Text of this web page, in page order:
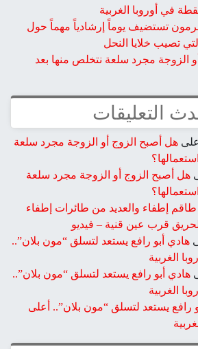
في أوروبا الغربية
تستضيف يوماً إرشادياً مهماً حول
تصيب خلايا النحل
الزوجة مجرد سلعة نتخلص منها بعد
التعليقات
على هل أصبح الزوج أو الزوجة مجرد سلعة
هل أصبح الزوج أو الزوجة مجرد سلعة
14 طاقم إطفاء والعديد من طائرات إطفاء
قرب عين قنية – فيديو
هادي أبو رافع يستعد لتسلق “مون بلان”..
الغربية
هادي أبو رافع يستعد لتسلق “مون بلان”..
الغربية
رافع يستعد لتسلق “مون بلان”.. أعلى